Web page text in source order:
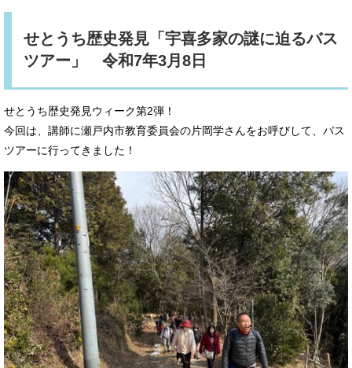
せとうち歴史発見「宇喜多家の謎に迫るバス
ツアー」 令和7年3月8日
せとうち歴史発見ウィーク第2弾！
今回は、講師に瀬戸内市教育委員会の片岡学さんをお呼びして、バス
ツアーに行ってきました！